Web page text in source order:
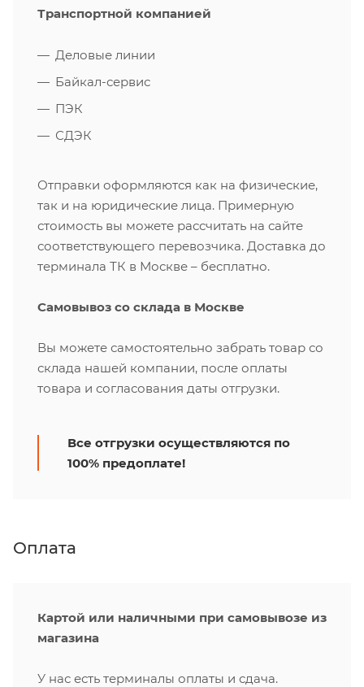
Транспортной компанией
Деловые линии
Байкал-сервис
ПЭК
СДЭК
Отправки оформляются как на физические,
так и на юридические лица. Примерную
стоимость вы можете рассчитать на сайте
соответствующего перевозчика. Доставка до
терминала ТК в Москве – бесплатно.
Самовывоз со склада в Москве
Вы можете самостоятельно забрать товар со
склада нашей компании, после оплаты
товара и согласования даты отгрузки.
Все отгрузки осуществляются по
100% предоплате!
Оплата
Картой или наличными при самовывозе из
магазина
У нас есть терминалы оплаты и сдача.